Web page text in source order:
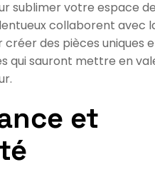
sublimer votre espace de
collaborent avec
créer des pièces uniques
qui sauront mettre en
et